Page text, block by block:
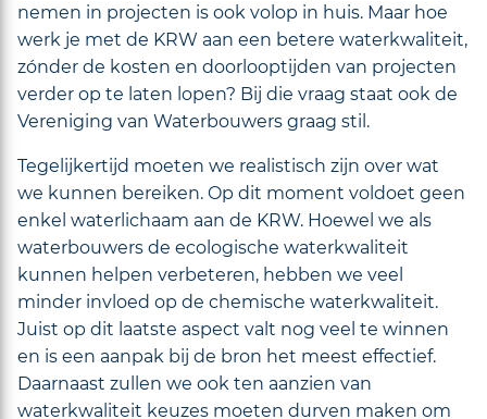
nemen in projecten is ook volop in huis. Maar hoe
werk je met de KRW aan een betere waterkwaliteit,
zónder de kosten en doorlooptijden van projecten
verder op te laten lopen? Bij die vraag staat ook de
Vereniging van Waterbouwers graag stil.
Tegelijkertijd moeten we realistisch zijn over wat
we kunnen bereiken. Op dit moment voldoet geen
enkel waterlichaam aan de KRW. Hoewel we als
waterbouwers de ecologische waterkwaliteit
kunnen helpen verbeteren, hebben we veel
minder invloed op de chemische waterkwaliteit.
Juist op dit laatste aspect valt nog veel te winnen
en is een aanpak bij de bron het meest effectief.
Daarnaast zullen we ook ten aanzien van
waterkwaliteit keuzes moeten durven maken om